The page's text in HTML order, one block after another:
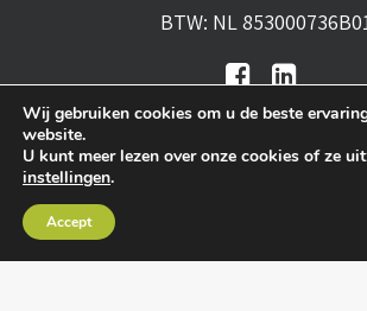
BTW: NL
leveringsvoorwaarden
Wij gebruiken cookies om u de beste
website.
U kunt meer lezen over onze cookies of ze
instellingen.
Accept